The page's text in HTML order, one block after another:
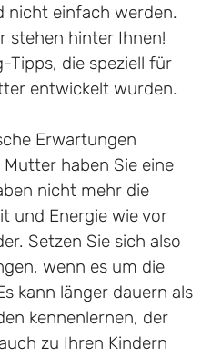
nicht einfach werden.
stehen hinter Ihnen!
Tipps, die speziell für
entwickelt wurden.
Erwartungen
haben Sie eine
nicht mehr die
und Energie wie vor
Setzen Sie sich also
wenn es um die
kann länger dauern als
kennenlernen, der
zu Ihren Kindern